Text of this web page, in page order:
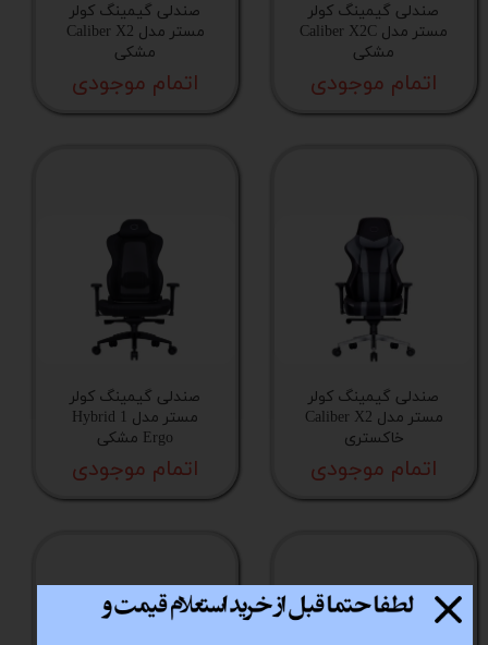
صندلی گیمینگ کولر
مستر مدل Caliber X2C
مشکی
اتمام موجودی
صندلی گیمینگ کولر
مستر مدل Caliber X2
مشکی
اتمام موجودی
صندلی گیمینگ کولر
مستر مدل Caliber X2
خاکستری
اتمام موجودی
صندلی گیمینگ کولر
مستر مدل Hybrid 1
Ergo مشکی
اتمام موجودی